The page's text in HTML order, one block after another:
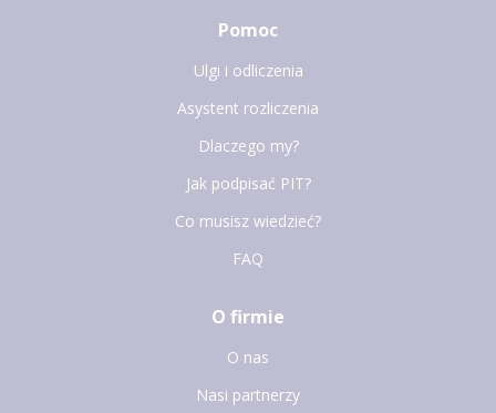
Pomoc
Ulgi i odliczenia
Asystent rozliczenia
Dlaczego my?
Jak podpisać PIT?
Co musisz wiedzieć?
FAQ
O firmie
O nas
Nasi partnerzy